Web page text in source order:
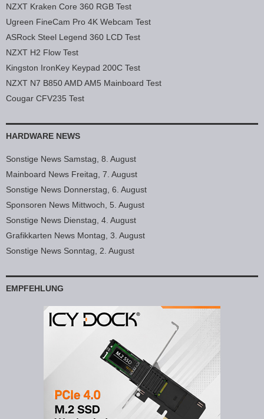
NZXT Kraken Core 360 RGB Test
Ugreen FineCam Pro 4K Webcam Test
ASRock Steel Legend 360 LCD Test
NZXT H2 Flow Test
Kingston IronKey Keypad 200C Test
NZXT N7 B850 AMD AM5 Mainboard Test
Cougar CFV235 Test
HARDWARE NEWS
Sonstige News Samstag, 8. August
Mainboard News Freitag, 7. August
Sonstige News Donnerstag, 6. August
Sponsoren News Mittwoch, 5. August
Sonstige News Dienstag, 4. August
Grafikkarten News Montag, 3. August
Sonstige News Sonntag, 2. August
EMPFEHLUNG